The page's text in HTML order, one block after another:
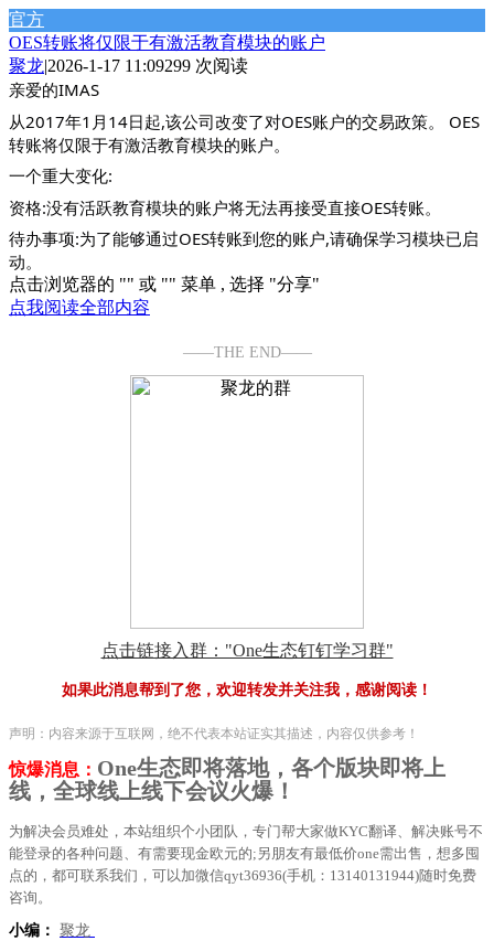
官方
OES转账将仅限于有激活教育模块的账户
聚龙|2026-1-17 11:09299 次阅读
亲爱的IMAS
从2017年1月14日起,该公司改变了对OES账户的交易政策。 OES
转账将仅限于有激活教育模块的账户。
一个重大变化:
资格:没有活跃教育模块的账户将无法再接受直接OES转账。
待办事项:为了能够通过OES转账到您的账户,请确保学习模块已启
动。
点击浏览器的 "" 或 "" 菜单 , 选择 "分享"
点我阅读全部内容
——THE END——
点击链接入群："One生态钉钉学习群"
如果此消息帮到了您，欢迎转发并关注我，感谢阅读！
声明：内容来源于互联网，绝不代表本站证实其描述，内容仅供参考！
惊爆消息： One生态即将落地，各个版块即将上
线，全球线上线下会议火爆！
为解决会员难处，本站组织个小团队，专门帮大家做KYC翻译、解决账号不
能登录的各种问题、有需要现金欧元的;另朋友有最低价one需出售，想多囤
点的，都可联系我们，可以加微信qyt36936(手机：13140131944)随时免费
咨询。
小编： 聚龙